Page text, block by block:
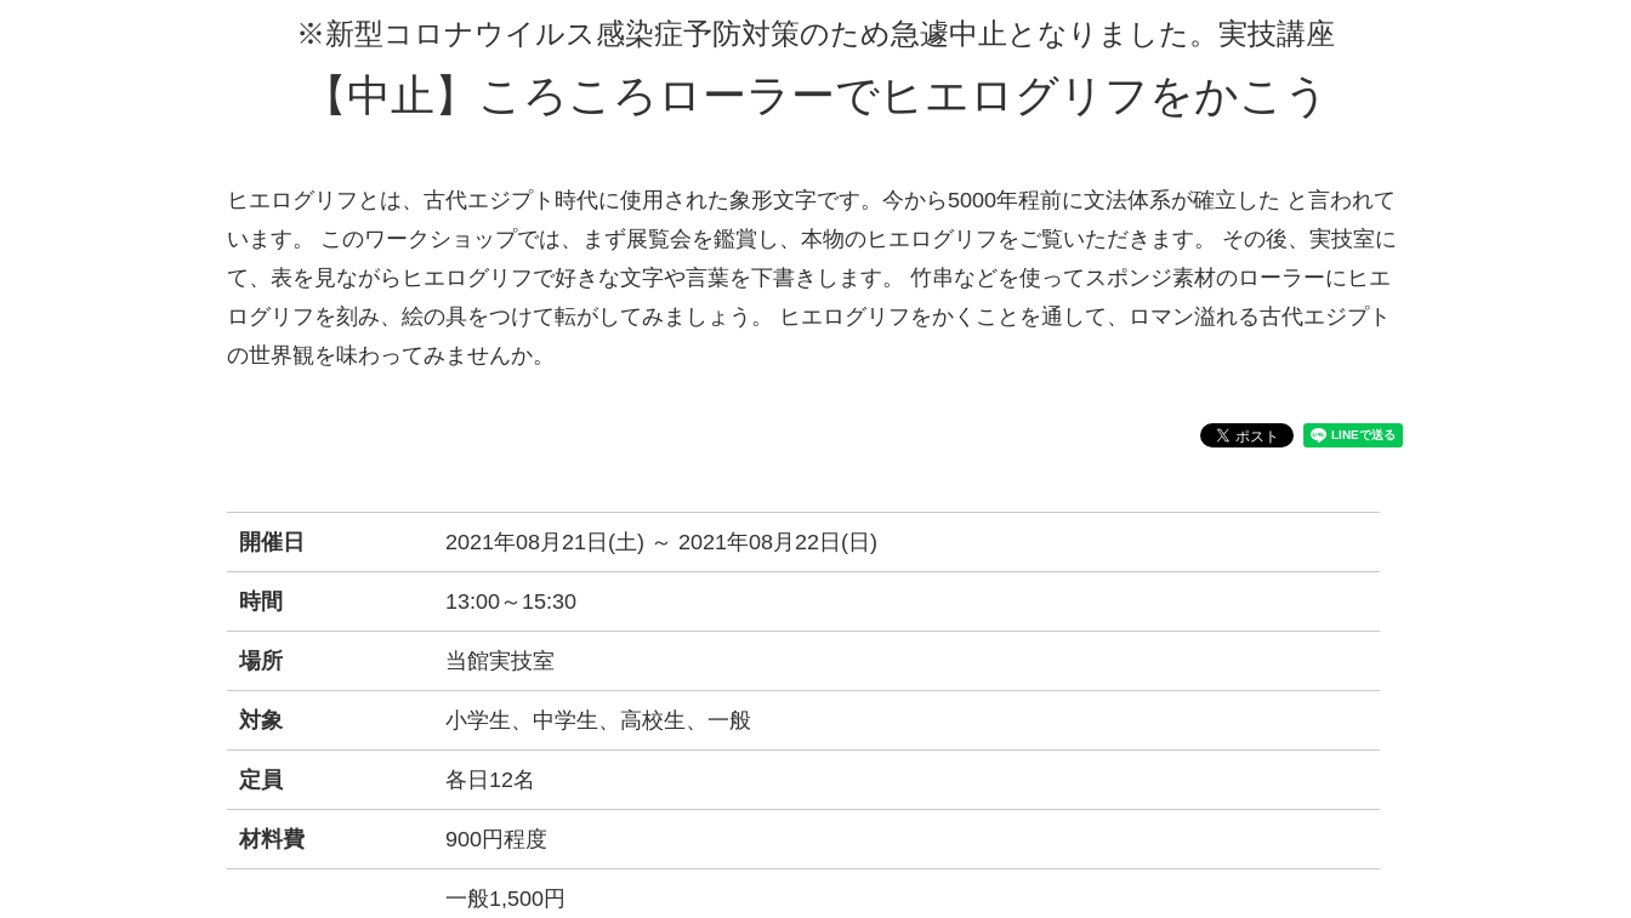
※新型コロナウイルス感染症予防対策のため急遽中止となりました。実技講座
【中止】ころころローラーでヒエログリフをかこう
ヒエログリフとは、古代エジプト時代に使用された象形文字です。今から5000年程前に文法体系が確立した と言われて
います。 このワークショップでは、まず展覧会を鑑賞し、本物のヒエログリフをご覧いただきます。 その後、実技室に
て、表を見ながらヒエログリフで好きな文字や言葉を下書きします。 竹串などを使ってスポンジ素材のローラーにヒエ
ログリフを刻み、絵の具をつけて転がしてみましょう。 ヒエログリフをかくことを通して、ロマン溢れる古代エジプト
の世界観を味わってみませんか。
開催日 2021年08月21日(土) ～ 2021年08月22日(日)
時間 13:00～15:30
場所 当館実技室
対象 小学生、中学生、高校生、一般
定員 各日12名
材料費 900円程度
一般1,500円